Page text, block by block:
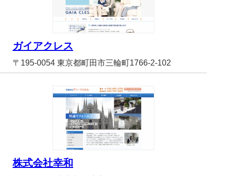
ガイアクレス
〒195-0054 東京都町田市三輪町1766-2-102
株式会社幸和